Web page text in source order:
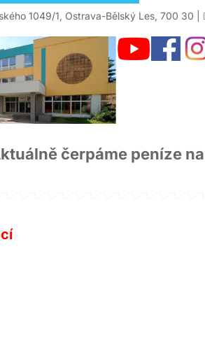
1049/1, Ostrava-Bělský Les, 700 30 |
čerpáme peníze na